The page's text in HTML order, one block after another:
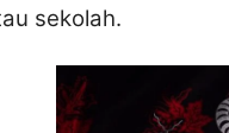
sekolah.